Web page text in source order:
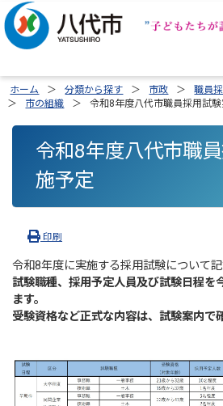
ホーム 分類から探す 市政 職員
市の組織
令和8年度八代市職員採用試
令和8年度八代市職
施予定
印刷
令和8年度に実施する採用試験について記
試験職種、採用予定人員及び試験日程を
ます。
受験資格など正式な内容は、試験案内で